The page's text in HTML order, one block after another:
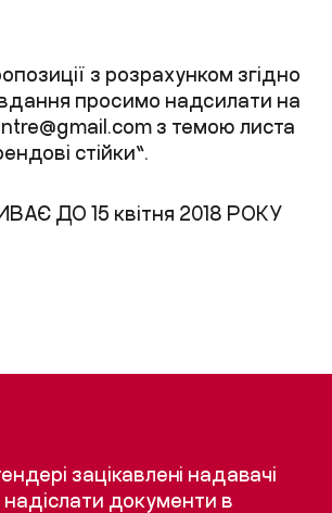
з розрахунком згідно
просимо надсилати на
з темою листа
стійки”.
ДО 15 квітня 2018 РОКУ
зацікавлені надавачі
документи в